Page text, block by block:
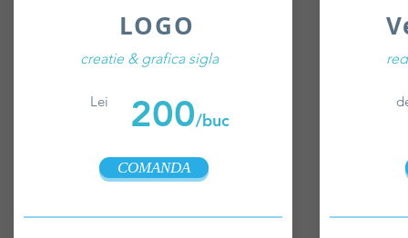
LOGO
creatie & grafica sigla
Lei 200/buc
COMANDA